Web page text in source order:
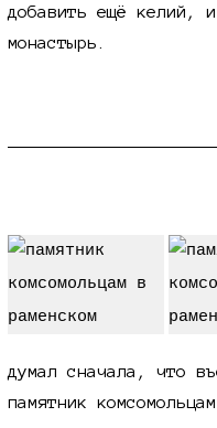
добавить ещё келий,
монастырь.
думал сначала, что
памятник комсомольцам.